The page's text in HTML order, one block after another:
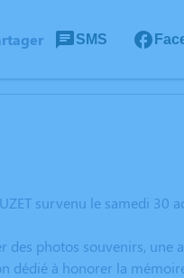
SMS
survenu le samedi 30
des photos souvenirs, une
dédié à honorer la